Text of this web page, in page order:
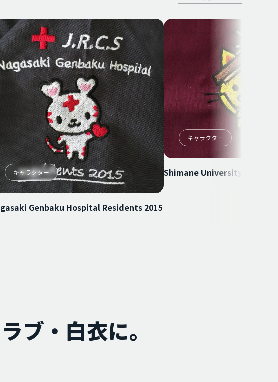
キャラクター
Genbaku Hospital Residents 2015
キャラクター
Shimane University
ブ・白衣に。